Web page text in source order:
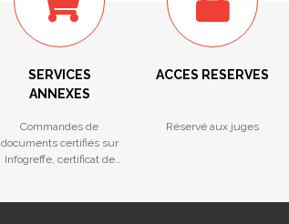
SERVICES
ANNEXES
Commandes de
documents certifiés sur
Infogreffe, certificat de
ACCES RESERVES
Réservé aux juges